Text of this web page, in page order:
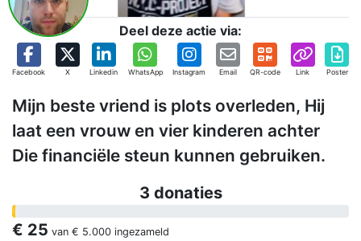
Deel deze actie via:
Facebook X Linkedin WhatsApp Instagram Email QR-code Link Poster
Mijn beste vriend is plots overleden, Hij
laat een vrouw en vier kinderen achter
Die financiële steun kunnen gebruiken.
3 donaties
€ 25 van € 5.000 ingezameld